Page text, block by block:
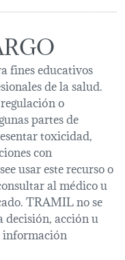
fines educativos
de la salud.
o
partes de
toxicidad,
con
usar este recurso o
al médico u
TRAMIL no se
decisión, acción u
información